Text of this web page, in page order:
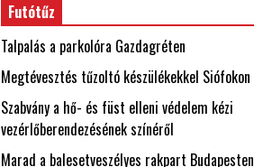
Futótűz
Talpalás a parkolóra Gazdagréten
Megtévesztés tűzoltó készülékekkel Siófokon
Szabvány a hő- és füst elleni védelem kézi
vezérlőberendezésének színéről
Marad a balesetveszélyes rakpart Budapesten